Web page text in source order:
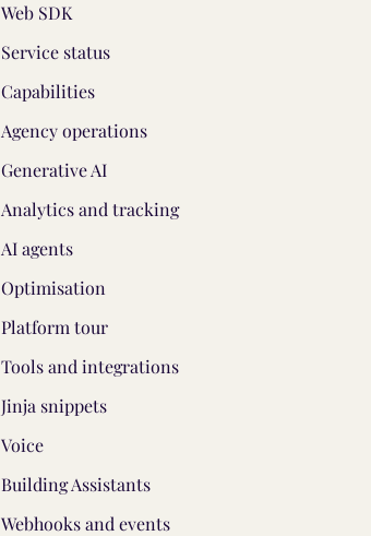
Web SDK
Service status
Capabilities
Agency operations
Generative AI
Analytics and tracking
AI agents
Optimisation
Platform tour
Tools and integrations
Jinja snippets
Voice
Building Assistants
Webhooks and events